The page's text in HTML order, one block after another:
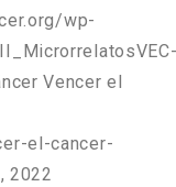
wp-
Vencer el
el-cancer-
2022